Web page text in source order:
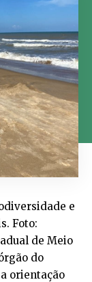
e
Foto:
de Meio
do
orientação